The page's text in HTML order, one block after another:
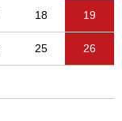
18 19
25 26